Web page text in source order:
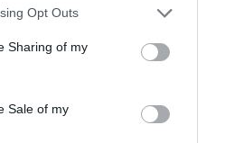
app uses one or more Google
behaviour. You may click to
and its third-party tags to
purposes in below Google
Opt Outs
Sharing of my
Sale of my